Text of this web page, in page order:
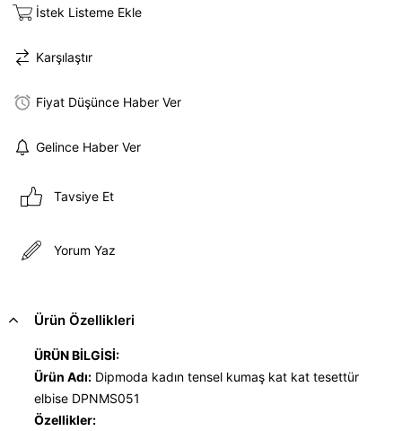
İstek Listeme Ekle
Karşılaştır
Fiyat Düşünce Haber Ver
Gelince Haber Ver
Tavsiye Et
Yorum Yaz
Ürün Özellikleri
ÜRÜN BİLGİSİ:
Ürün Adı: Dipmoda kadın tensel kumaş kat kat tesettür
elbise DPNMS051
Özellikler: